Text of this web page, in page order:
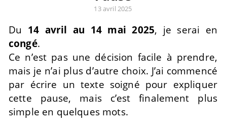
13 avril 2025
Du 14 avril au 14 mai 2025, je serai en
congé.
Ce n’est pas une décision facile à prendre,
mais je n’ai plus d’autre choix. J’ai commencé
par écrire un texte soigné pour expliquer
cette pause, mais c’est finalement plus
simple en quelques mots.